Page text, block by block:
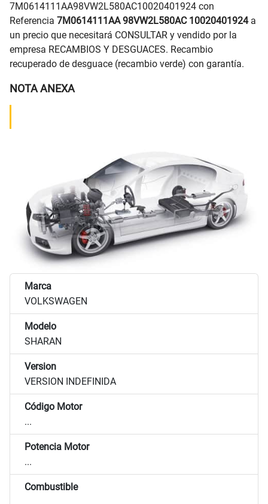
7M0614111AA98VW2L580AC10020401924 con
Referencia 7M0614111AA 98VW2L580AC 10020401924a
un precio que necesitará CONSULTAR y vendido por la
empresa RECAMBIOS Y DESGUACES. Recambio
recuperado de desguace (recambio verde) con garantía.
NOTA ANEXA
Marca
VOLKSWAGEN
Modelo
SHARAN
Version
VERSION INDEFINIDA
Código Motor
...
Potencia Motor
...
Combustible